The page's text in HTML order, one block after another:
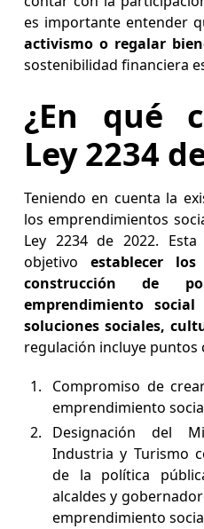
es importante entender
activismo o regalar
sostenibilidad financiera
¿En qué
Ley 2234
Teniendo en cuenta la
los emprendimientos
Ley 2234 de 2022.
objetivo establecer
construcción de
emprendimiento
soluciones sociales,
regulación incluye puntos
Compromiso de
emprendimiento
Designación del
Industria y Turismo
de la política
alcaldes y
emprendimiento